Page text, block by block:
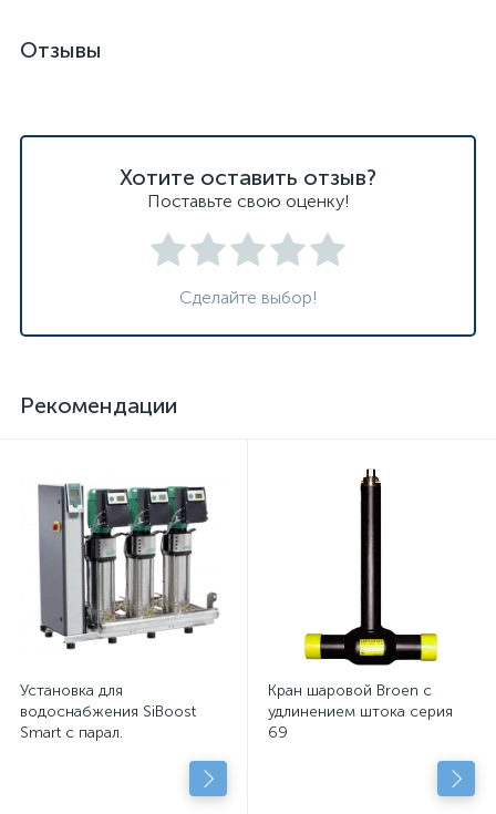
Отзывы
Хотите оставить отзыв?
Поставьте свою оценку!
Сделайте выбор!
Рекомендации
Установка для
водоснабжения SiBoost
Smart с парал.
центробежными насосами
Кран шаровой Broen с
удлинением штока серия
69